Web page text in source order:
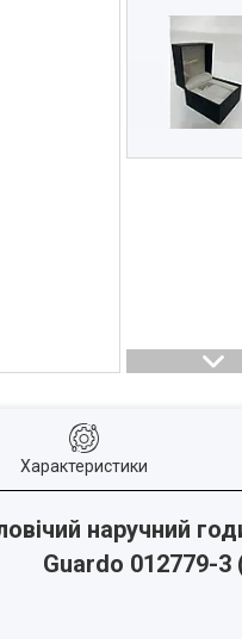
Характеристики
наручний
Guardo 012779-3